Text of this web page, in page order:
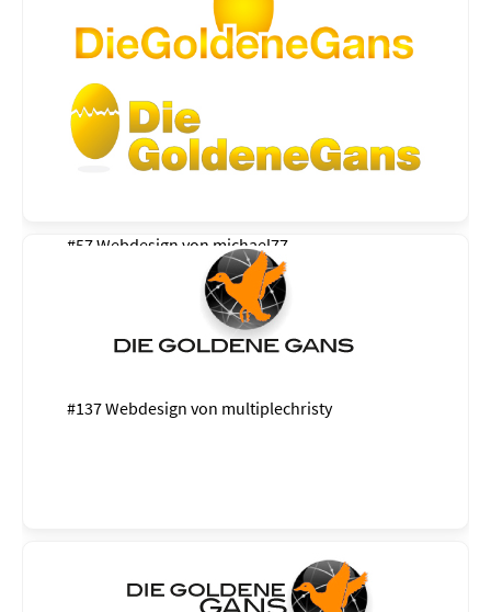
#57 Webdesign von michael77
#137 Webdesign von multiplechristy